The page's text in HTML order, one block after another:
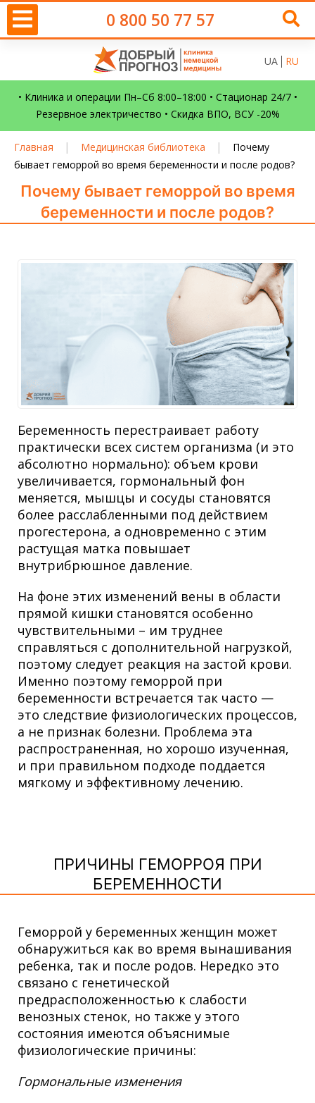
0 800 50 77 57
UA RU
• Клиника и операции Пн–Сб 8:00–18:00 • Стационар 24/7 •
Резервное электричество • Скидка ВПО, ВСУ -20%
Главная | Медицинская библиотека |
Почему
бывает геморрой во время беременности и после родов?
Почему бывает геморрой во время
беременности и после родов?
Беременность перестраивает работу
практически всех систем организма (и это
абсолютно нормально): объем крови
увеличивается, гормональный фон
меняется, мышцы и сосуды становятся
более расслабленными под действием
прогестерона, а одновременно с этим
растущая матка повышает
внутрибрюшное давление.
На фоне этих изменений вены в области
прямой кишки становятся особенно
чувствительными – им труднее
справляться с дополнительной нагрузкой,
поэтому следует реакция на застой крови.
Именно поэтому геморрой при
беременности встречается так часто —
это следствие физиологических процессов,
а не признак болезни. Проблема эта
распространенная, но хорошо изученная,
и при правильном подходе поддается
мягкому и эффективному лечению.
ПРИЧИНЫ ГЕМОРРОЯ ПРИ
БЕРЕМЕННОСТИ
Геморрой у беременных женщин может
обнаружиться как во время вынашивания
ребенка, так и после родов. Нередко это
связано с генетической
предрасположенностью к слабости
венозных стенок, но также у этого
состояния имеются объяснимые
физиологические причины:
Гормональные изменения